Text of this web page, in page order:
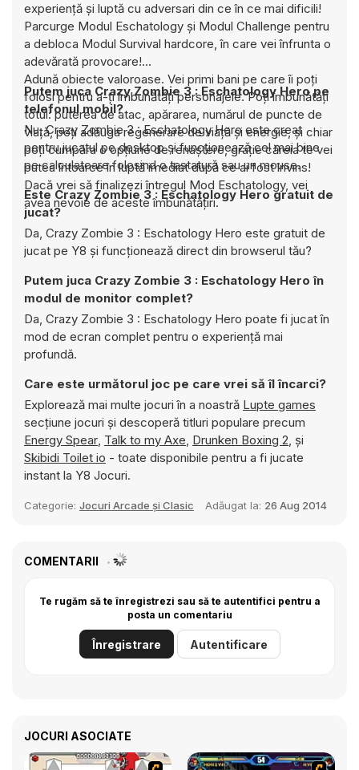
experiență și luptă cu adversari din ce în ce mai dificili!
Parcurge Modul Eschatology și Modul Challenge pentru
a debloca Modul Survival hardcore, în care vei înfrunta o
adevărată provocare!
Adună obiecte valoroase. Vei primi bani pe care îi poți
folosi pentru a-ți îmbunătăți personajele. Poți îmbunătăți
totul: puterea de atac, apărarea, numărul de puncte de
viață, poți adăuga regenerare de viață și energie, și chiar
poți cumpăra o opțiune de renaștere, grație căreia te vei
putea întoarce în luptă imediat după ce ai fost învins!
Dacă vrei să finalizezi întregul Mod Eschatology, vei
avea nevoie de aceste îmbunătățiri.
Putem juca Crazy Zombie 3 : Eschatology Hero pe
telefonul mobil?
Nu, Crazy Zombie 3 : Eschatology Hero este creat
pentru jucatul pe desktop și funcționează cel mai bine
pe calculatoare folosind o tastatură sau un mouse.
Este Crazy Zombie 3 : Eschatology Hero gratuit de
jucat?
Da, Crazy Zombie 3 : Eschatology Hero este gratuit de
jucat pe Y8 și funcționează direct din browserul tău?
Putem juca Crazy Zombie 3 : Eschatology Hero în
modul de monitor complet?
Da, Crazy Zombie 3 : Eschatology Hero poate fi jucat în
mod de ecran complet pentru o experiență mai
profundă.
Care este următorul joc pe care vrei să îl încarci?
Explorează mai multe jocuri în a noastră Lupte games
secțiune jocuri și descoperă titluri populare precum
Energy Spear, Talk to my Axe, Drunken Boxing 2, și
Skibidi Toilet io - toate disponibile pentru a fi jucate
instant la Y8 Jocuri.
Categorie: Jocuri Arcade și Clasic Adăugat la: 26 Aug 2014
COMENTARII
Te rugăm să te înregistrezi sau să te autentifici pentru a
posta un comentariu
Înregistrare Autentificare
JOCURI ASOCIATE